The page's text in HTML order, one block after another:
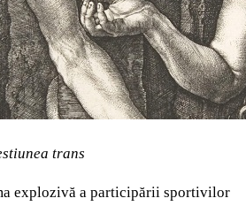
trans
explozivă a participării sportivilor